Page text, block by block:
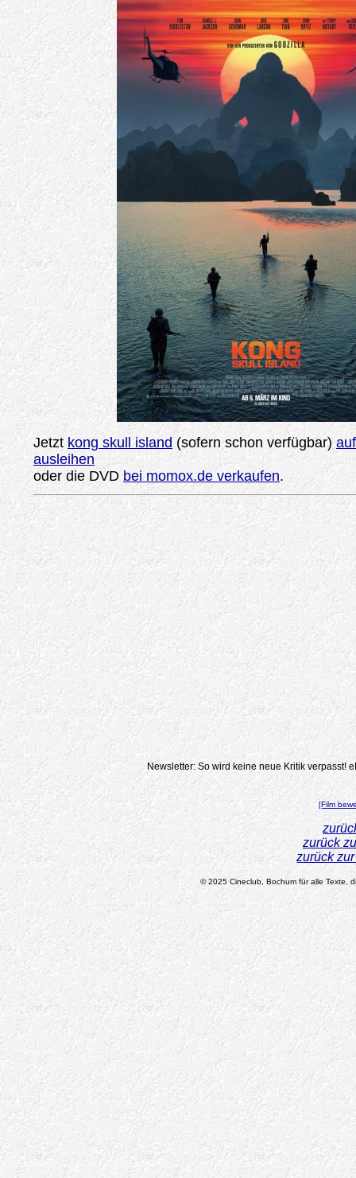
Jetzt kong skull island (sofern schon verfügbar)
ausleihen
oder die DVD bei momox.de verkaufen.
Newsletter: So wird keine neue Kritik verpasst!
[Film
zurück
zurück
© 2025 Cineclub, Bochum für alle Texte,